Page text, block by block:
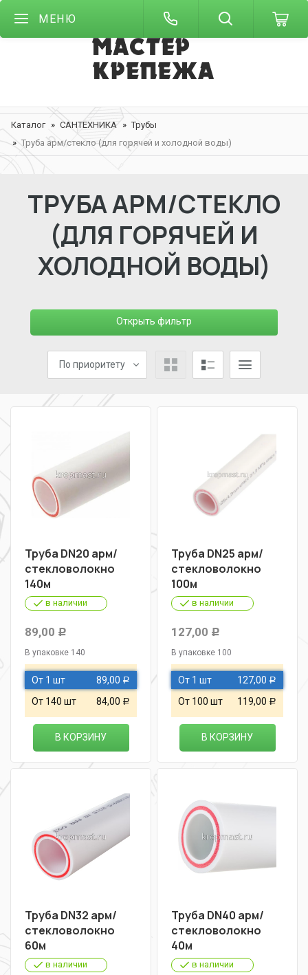
МЕНЮ
Каталог САНТЕХНИКА
Трубы
Труба арм/стекло (для горячей и холодной воды)
ТРУБА АРМ/СТЕКЛО
(ДЛЯ ГОРЯЧЕЙ И
ХОЛОДНОЙ ВОДЫ)
Открыть фильтр
По приоритету
Труба DN20 арм/
стекловолокно
140м
в наличии
89,00 Р
В упаковке 140
От 1 шт 89,00 Р
От 140 шт 84,00 Р
В КОРЗИНУ
Труба DN25 арм/
стекловолокно
100м
в наличии
127,00 Р
В упаковке 100
От 1 шт 127,00 Р
От 100 шт 119,00 Р
В КОРЗИНУ
Труба DN32 арм/
стекловолокно
60м
в наличии
Труба DN40 арм/
стекловолокно
40м
в наличии